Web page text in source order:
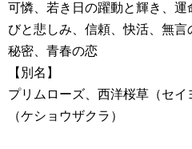
可憐、若き日の躍動と輝き、
びと悲しみ、信頼、快活、無
秘密、青春の恋
【別名】
プリムローズ、西洋桜草（セ
（ケショウザクラ）